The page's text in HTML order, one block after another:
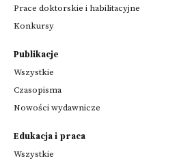
Prace doktorskie i habilitacyjne
Konkursy
Publikacje
Wszystkie
Czasopisma
Nowości wydawnicze
Edukacja i praca
Wszystkie